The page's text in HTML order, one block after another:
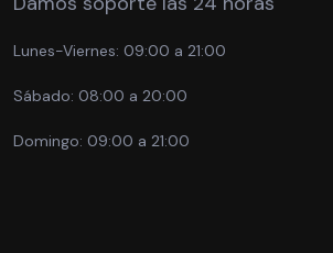
Lunes-Viernes: 09:00 a 21:00
Sábado: 08:00 a 20:00
Domingo: 09:00 a 21:00